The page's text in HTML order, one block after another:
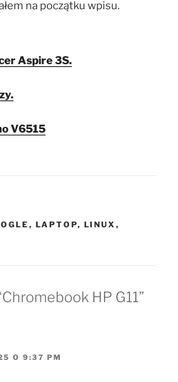
na początku wpisu.
Aspire 3S.
V6515
, LAPTOP, LINUX ,
HP G11”
O 9:37 PM